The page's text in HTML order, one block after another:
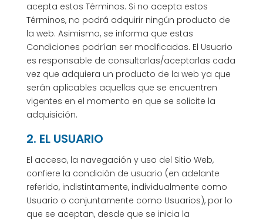
acepta estos Términos. Si no acepta estos
Términos, no podrá adquirir ningún producto de
la web. Asimismo, se informa que estas
Condiciones podrían ser modificadas. El Usuario
es responsable de consultarlas/aceptarlas cada
vez que adquiera un producto de la web ya que
serán aplicables aquellas que se encuentren
vigentes en el momento en que se solicite la
adquisición.
2. EL USUARIO
El acceso, la navegación y uso del Sitio Web,
confiere la condición de usuario (en adelante
referido, indistintamente, individualmente como
Usuario o conjuntamente como Usuarios), por lo
que se aceptan, desde que se inicia la